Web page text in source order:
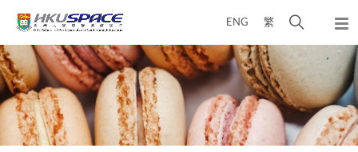
content
ENG 繁
开
寻
介
面
弹
出
菜
单
Main
content
start